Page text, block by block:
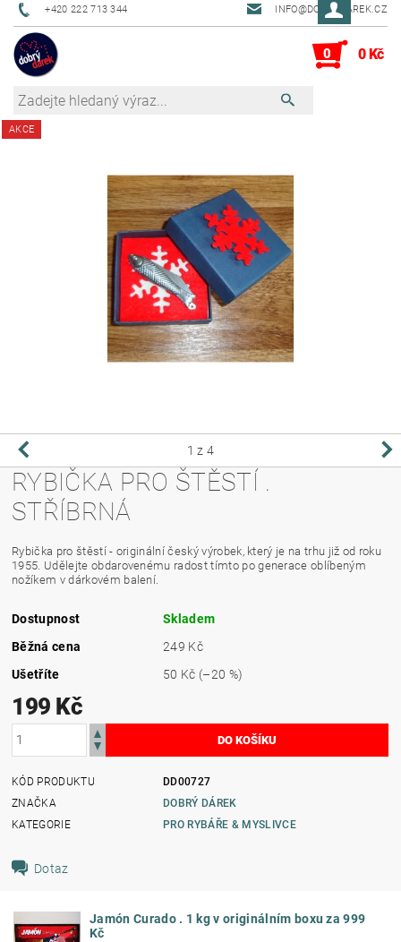
+420 222 713 344 INFO@DOBRYDAREK.CZ
0 0 Kč
AKCE
1 z 4
RYBIČKA PRO ŠTĚSTÍ .
STŘÍBRNÁ
Rybička pro štěstí - originální český výrobek, který je na trhu již od roku
1955. Udělejte obdarovenému radost tímto po generace oblíbeným
nožíkem v dárkovém balení.
Dostupnost
Skladem
Běžná cena
249 Kč
Ušetříte
50 Kč (–20 %)
199 Kč
KÓD PRODUKTU
DD00727
ZNAČKA
DOBRÝ DÁREK
KATEGORIE
PRO RYBÁŘE & MYSLIVCE
Dotaz
Jamón Curado . 1 kg v originálním boxu za 999
Kč